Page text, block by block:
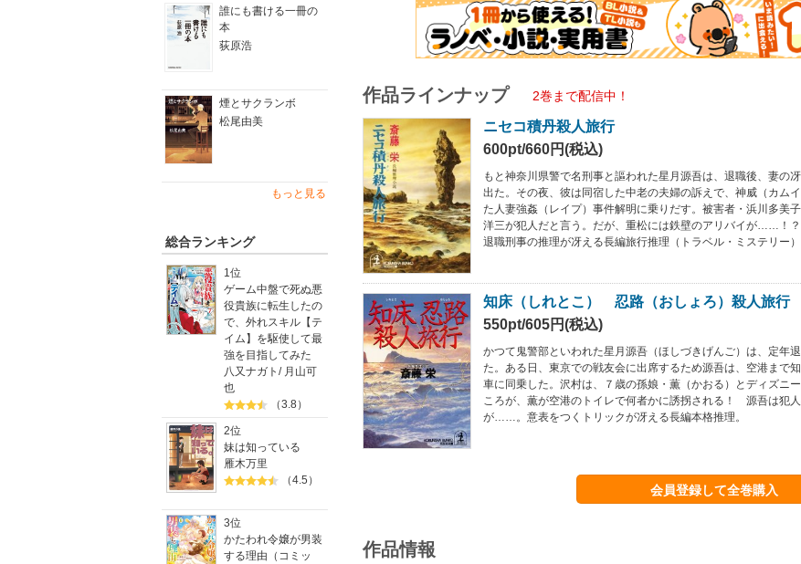
誰にも書ける一冊の
本
荻原浩
煙とサクランボ
松尾由美
もっと見る
総合ランキング
1位
ゲーム中盤で死ぬ悪
役貴族に転生したの
で、外れスキル【テ
イム】を駆使して最
強を目指してみた
八又ナガト / 月山可
也
（3.8）
2位
妹は知っている
雁木万里
（4.5）
3位
かたわれ令嬢が男装
する理由（コミッ
作品ラインナップ 2巻まで配信中！
ニセコ積丹殺人旅行
600pt/660円(税込)
もと神奈川県警で名刑事と謳われた星月源吾は、退職後、妻の
出た。その夜、彼は同宿した中老の夫婦の訴えで、神威（カム
た人妻強姦（レイプ）事件解明に乗りだす。被害者・浜川多美
洋三が犯人だと言う。だが、重松には鉄壁のアリバイが……！
退職刑事の推理が冴える長編旅行推理（トラベル・ミステリー）
知床（しれとこ） 忍路（おしょろ）殺人旅行
550pt/605円(税込)
かつて鬼警部といわれた星月源吾（ほしづきげんご）は、定年
た。ある日、東京での戦友会に出席するため源吾は、空港まで
車に同乗した。沢村は、７歳の孫娘・薫（かおる）とディズニ
ころが、薫が空港のトイレで何者かに誘拐される！ 源吾は犯
が……。意表をつくトリックが冴える長編本格推理。
会員登録して全巻購入
作品情報